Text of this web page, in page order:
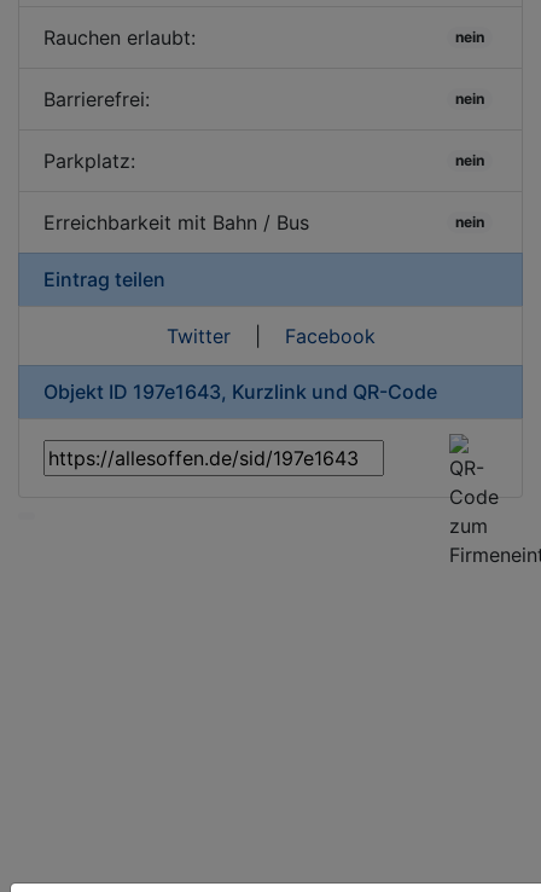
Rauchen erlaubt: nein
Barrierefrei: nein
Parkplatz: nein
Erreichbarkeit mit Bahn / Bus nein
Eintrag teilen
Twitter| Facebook
Objekt ID 197e1643, Kurzlink und QR-Code